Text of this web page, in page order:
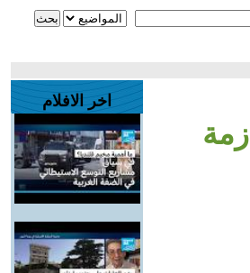
اخر الافلام